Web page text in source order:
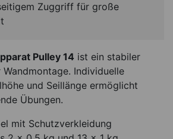
Zuggriff für große
Pulley 14 ist ein stabiler
Individuelle
und Seillänge ermöglicht
Übungen.
mit Schutzverkleidung